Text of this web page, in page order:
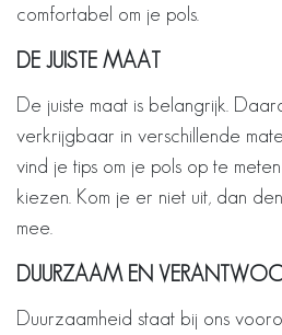
comfortabel om je pols.
DE JUISTE MAAT
De juiste maat is belangrijk.
verkrijgbaar in verschillende
vind je tips om je pols op te
kiezen. Kom je er niet uit, dan
mee.
DUURZAAM EN
Duurzaamheid staat bij ons